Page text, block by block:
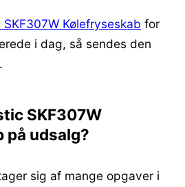
Kølefryseskab for
i dag, så sendes den
SKF307W
på udsalg?
sig af mange opgaver i